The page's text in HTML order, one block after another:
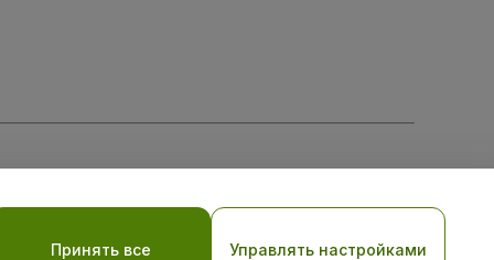
Принять все Управлять настройками